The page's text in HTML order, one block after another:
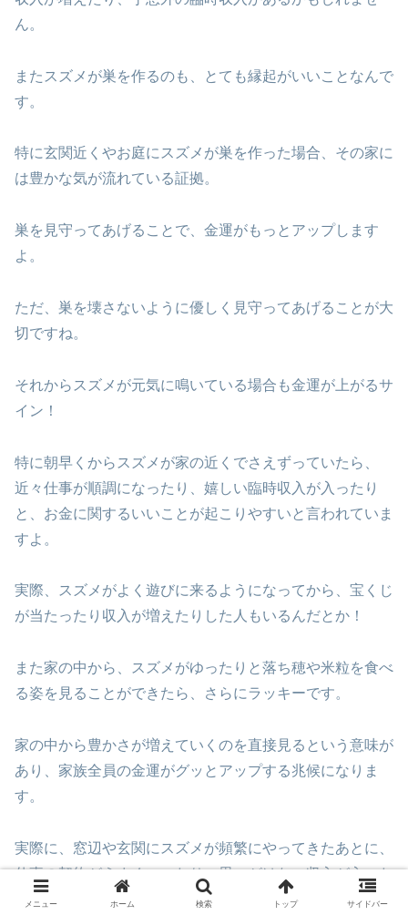
ん。
またスズメが巣を作るのも、とても縁起がいいことなんで
す。
特に玄関近くやお庭にスズメが巣を作った場合、その家に
は豊かな気が流れている証拠。
巣を見守ってあげることで、金運がもっとアップします
よ。
ただ、巣を壊さないように優しく見守ってあげることが大
切ですね。
それからスズメが元気に鳴いている場合も金運が上がるサ
イン！
特に朝早くからスズメが家の近くでさえずっていたら、
近々仕事が順調になったり、嬉しい臨時収入が入ったり
と、お金に関するいいことが起こりやすいと言われていま
すよ。
実際、スズメがよく遊びに来るようになってから、宝くじ
が当たったり収入が増えたりした人もいるんだとか！
また家の中から、スズメがゆったりと落ち穂や米粒を食べ
る姿を見ることができたら、さらにラッキーです。
家の中から豊かさが増えていくのを直接見るという意味が
あり、家族全員の金運がグッとアップする兆候になりま
す。
実際に、窓辺や玄関にスズメが頻繁にやってきたあとに、
仕事の契約がうまくいったり、思いがけない収入が入った
りという体験談もたくさんあるんですよ。
メニュー ホーム 検索 トップ サイドバー